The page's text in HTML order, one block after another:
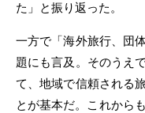
た」と振り返った。
一方で「海外旅行、団
題にも言及。そのうえ
て、地域で信頼される
とが基本だ。これから